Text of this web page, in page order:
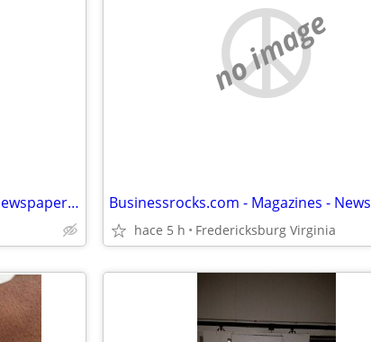
Businessrocks.com - Magazines - Newspapers - Books
no image
hace 5 h Fredericksburg Virginia